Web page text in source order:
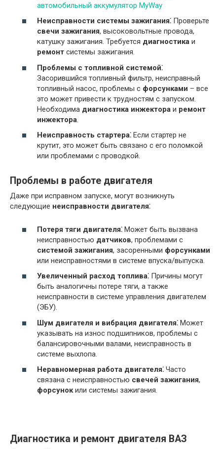
автомобильный аккумулятор MyWay
Неисправности системы зажигания⁚ Проверьте
свечи зажигания, высоковольтные провода,
катушку зажигания. Требуется диагностика и
ремонт системы зажигания.
Проблемы с топливной системой⁚
Засорившийся топливный фильтр, неисправный
топливный насос, проблемы с форсунками – все
это может привести к трудностям с запуском.
Необходима диагностика инжектора и ремонт
инжектора
Неисправность стартера⁚ Если стартер не
крутит, это может быть связано с его поломкой
или проблемами с проводкой.
Проблемы в работе двигателя
Даже при исправном запуске, могут возникнуть
следующие неисправности двигателя⁚
Потеря тяги двигателя⁚ Может быть вызвана
неисправностью датчиков, проблемами с
системой зажигания, засоренными форсунками
или неисправностями в системе впуска/выпуска.
Увеличенный расход топлива⁚ Причины могут
быть аналогичны потере тяги, а также
неисправности в системе управления двигателем
(ЭБУ).
Шум двигателя и вибрация двигателя⁚ Может
указывать на износ подшипников, проблемы с
балансировочными валами, неисправность в
системе выхлопа.
Неравномерная работа двигателя⁚ Часто
связана с неисправностью свечей зажигания,
форсунокили системы зажигания.
Диагностика и ремонт двигателя ВАЗ